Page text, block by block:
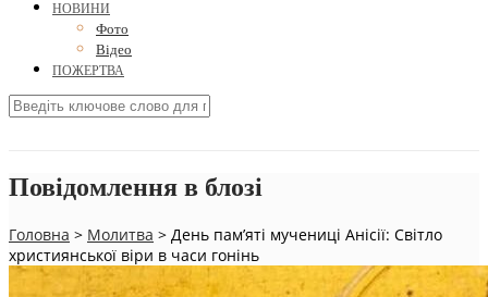
НОВИНИ
Фото
Відео
ПОЖЕРТВА
Повідомлення в блозі
Головна > Молитва > День пам’яті мучениці Анісії: Світло
християнської віри в часи гонінь